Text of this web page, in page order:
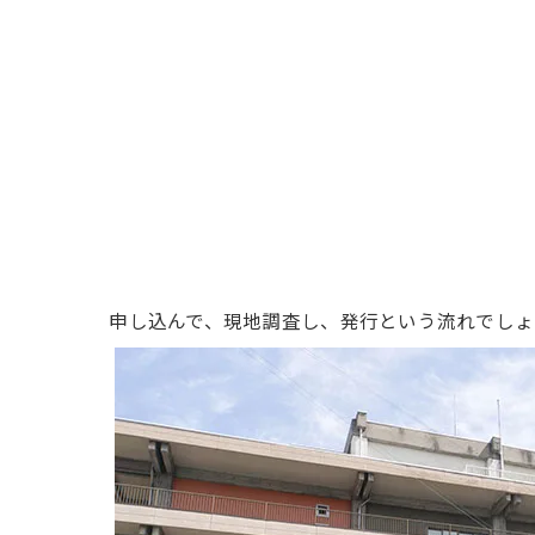
申し込んで、現地調査し、発行という流れでし